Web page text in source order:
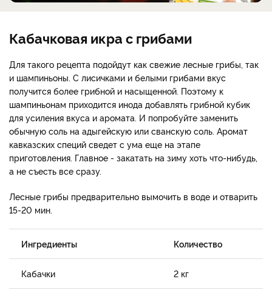
Кабачковая икра с грибами
Для такого рецепта подойдут как свежие лесные грибы, так
и шампиньоны. С лисичками и белыми грибами вкус
получится более грибной и насыщенной. Поэтому к
шампиньонам приходится инода добавлять грибной кубик
для усиления вкуса и аромата. И попробуйте заменить
обычную соль на адыгейскую или сванскую соль. Аромат
кавказских специй сведет с ума еще на этапе
приготовления. Главное - закатать на зиму хоть что-нибудь,
а не съесть все сразу.
Лесные грибы предварительно вымочить в воде и отварить
15-20 мин.
Ингредиенты Количество
Кабачки 2 кг